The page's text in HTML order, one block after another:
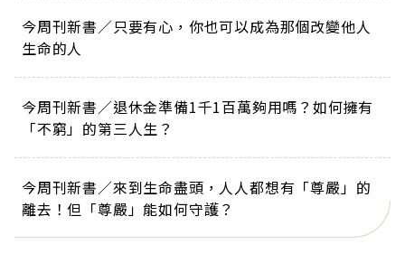
今周刊新書／只要有心，你也可以成為那個改變他人
生命的人
今周刊新書／退休金準備1千1百萬夠用嗎？如何擁有
「不窮」的第三人生？
今周刊新書／來到生命盡頭，人人都想有「尊嚴」的
離去！但「尊嚴」能如何守護？